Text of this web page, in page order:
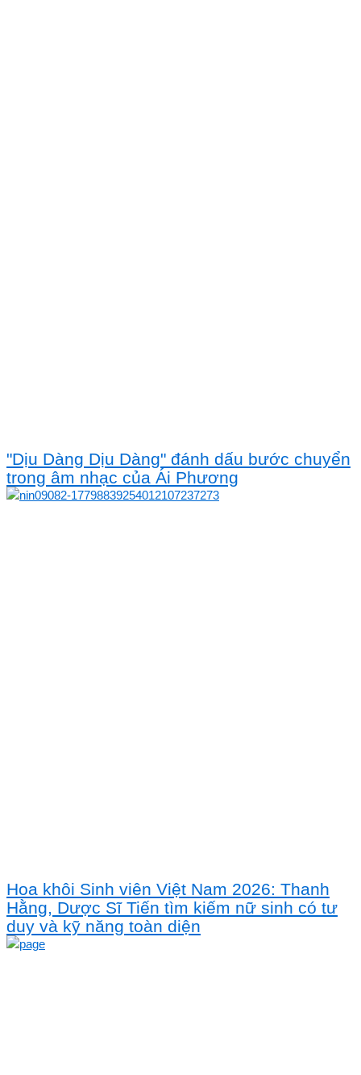
"Dịu Dàng Dịu Dàng" đánh dấu bước chuyển
trong âm nhạc của Ái Phương
Hoa khôi Sinh viên Việt Nam 2026: Thanh
Hằng, Dược Sĩ Tiến tìm kiếm nữ sinh có tư
duy và kỹ năng toàn diện